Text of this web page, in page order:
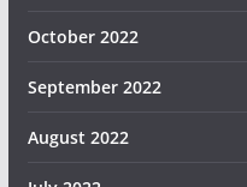
October 2022
September 2022
August 2022